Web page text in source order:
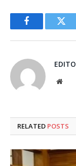
Facebook
RELATED POSTS